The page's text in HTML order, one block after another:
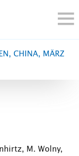
CHINA, MÄRZ
M. Wolny,